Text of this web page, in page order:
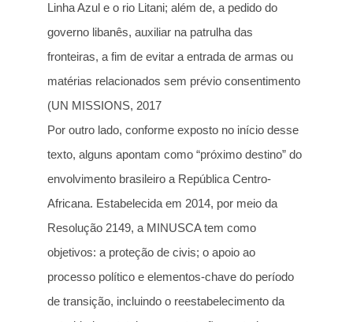
Linha Azul e o rio Litani; além de, a pedido do
governo libanês, auxiliar na patrulha das
fronteiras, a fim de evitar a entrada de armas ou
matérias relacionados sem prévio consentimento
(UN MISSIONS, 2017
Por outro lado, conforme exposto no início desse
texto, alguns apontam como “próximo destino” do
envolvimento brasileiro a República Centro-
Africana. Estabelecida em 2014, por meio da
Resolução 2149, a MINUSCA tem como
objetivos: a proteção de civis; o apoio ao
processo político e elementos-chave do período
de transição, incluindo o reestabelecimento da